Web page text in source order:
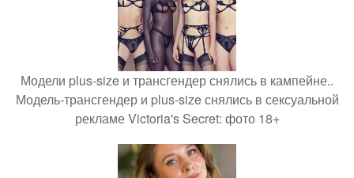
Модели plus-size и трансгендер снялись в кампейне..
Модель-трансгендер и plus-size снялись в сексуальной
рекламе Victoria's Secret: фото 18+